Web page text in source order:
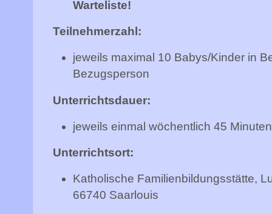
Warteliste!
Teilnehmerzahl:
jeweils maximal 10 Babys/Kinder in
Bezugsperson
Unterrichtsdauer:
jeweils einmal wöchentlich 45 Minuten
Unterrichtsort:
Katholische Familienbildungsstätte,
66740 Saarlouis